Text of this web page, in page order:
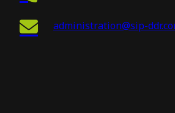
administration@sip-